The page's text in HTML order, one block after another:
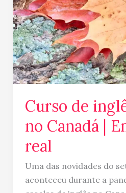
Curso de
no Canadá |
real
Uma das novidades do
aconteceu durante a
Canadá
|
Em
tempo
real